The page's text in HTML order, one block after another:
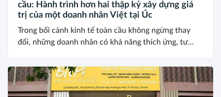
cầu: Hành trình hơn hai thập kỷ xây dựng giá
trị của một doanh nhân Việt tại Úc
Trong bối cảnh kinh tế toàn cầu không ngừng thay
đổi, những doanh nhân có khả năng thích ứng, tư...